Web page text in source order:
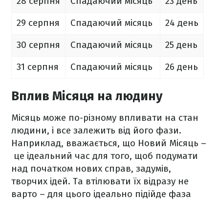
29 серпня
Спадаючий місяць
24 день
30 серпня
Спадаючий місяць
25 день
31 серпня
Спадаючий місяць 26 день
Вплив Місяця на людину
Місяць може по-різному впливати на стан
людини, і все залежить від його фази.
Наприклад, вважається, що Новий Місяць –
це ідеальний час для того, щоб подумати
над початком нових справ, задумів,
творчих ідей. Та втілювати їх відразу не
варто – для цього ідеально підійде фаза